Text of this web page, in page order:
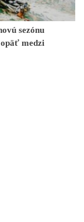
sezónu
medzi